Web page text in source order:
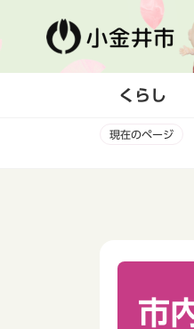
ー
くらし
現在のページ
市